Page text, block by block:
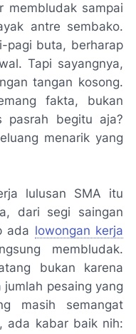
membludak sampai
antre sembako.
pagi buta, berharap
Tapi sayangnya,
tangan kosong.
fakta, bukan
pasrah begitu aja?
menarik yang
lulusan SMA itu
dari segi saingan
ada lowongan kerja
membludak.
bukan karena
pesaing yang
masih semangat
ada kabar baik nih: